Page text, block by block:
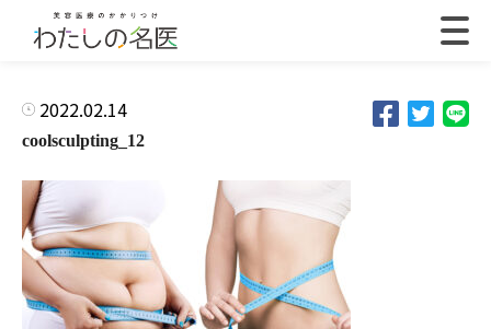
2022.02.14
coolsculpting_12